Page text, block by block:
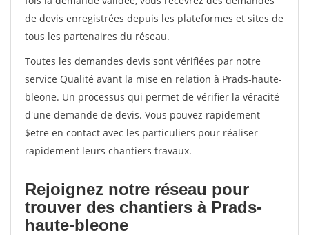
de devis enregistrées depuis les plateformes et sites de
tous les partenaires du réseau.
Toutes les demandes devis sont vérifiées par notre
service Qualité avant la mise en relation à Prads-haute-
bleone. Un processus qui permet de vérifier la véracité
d'une demande de devis. Vous pouvez rapidement
$etre en contact avec les particuliers pour réaliser
rapidement leurs chantiers travaux.
Rejoignez notre réseau pour
trouver des chantiers à Prads-
haute-bleone